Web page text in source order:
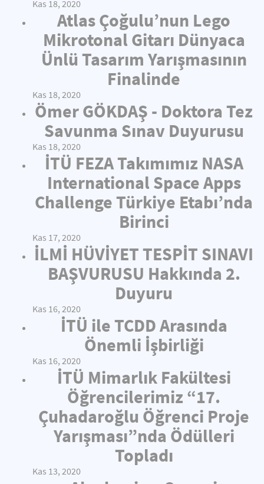
Kas 18, 2020
Atlas Çoğulu’nun Lego
Mikrotonal Gitarı Dünyaca
Ünlü Tasarım Yarışmasının
Finalinde
Kas 18, 2020
Ömer GÖKDAŞ - Doktora Tez
Savunma Sınav Duyurusu
Kas 18, 2020
İTÜ FEZA Takımımız NASA
International Space Apps
Challenge Türkiye Etabı’nda
Birinci
Kas 17, 2020
İLMİ HÜVİYET TESPİT SINAVI
BAŞVURUSU Hakkında 2.
Duyuru
Kas 16, 2020
İTÜ ile TCDD Arasında
Önemli İşbirliği
Kas 16, 2020
İTÜ Mimarlık Fakültesi
Öğrencilerimiz “17.
Çuhadaroğlu Öğrenci Proje
Yarışması”nda Ödülleri
Topladı
Kas 13, 2020